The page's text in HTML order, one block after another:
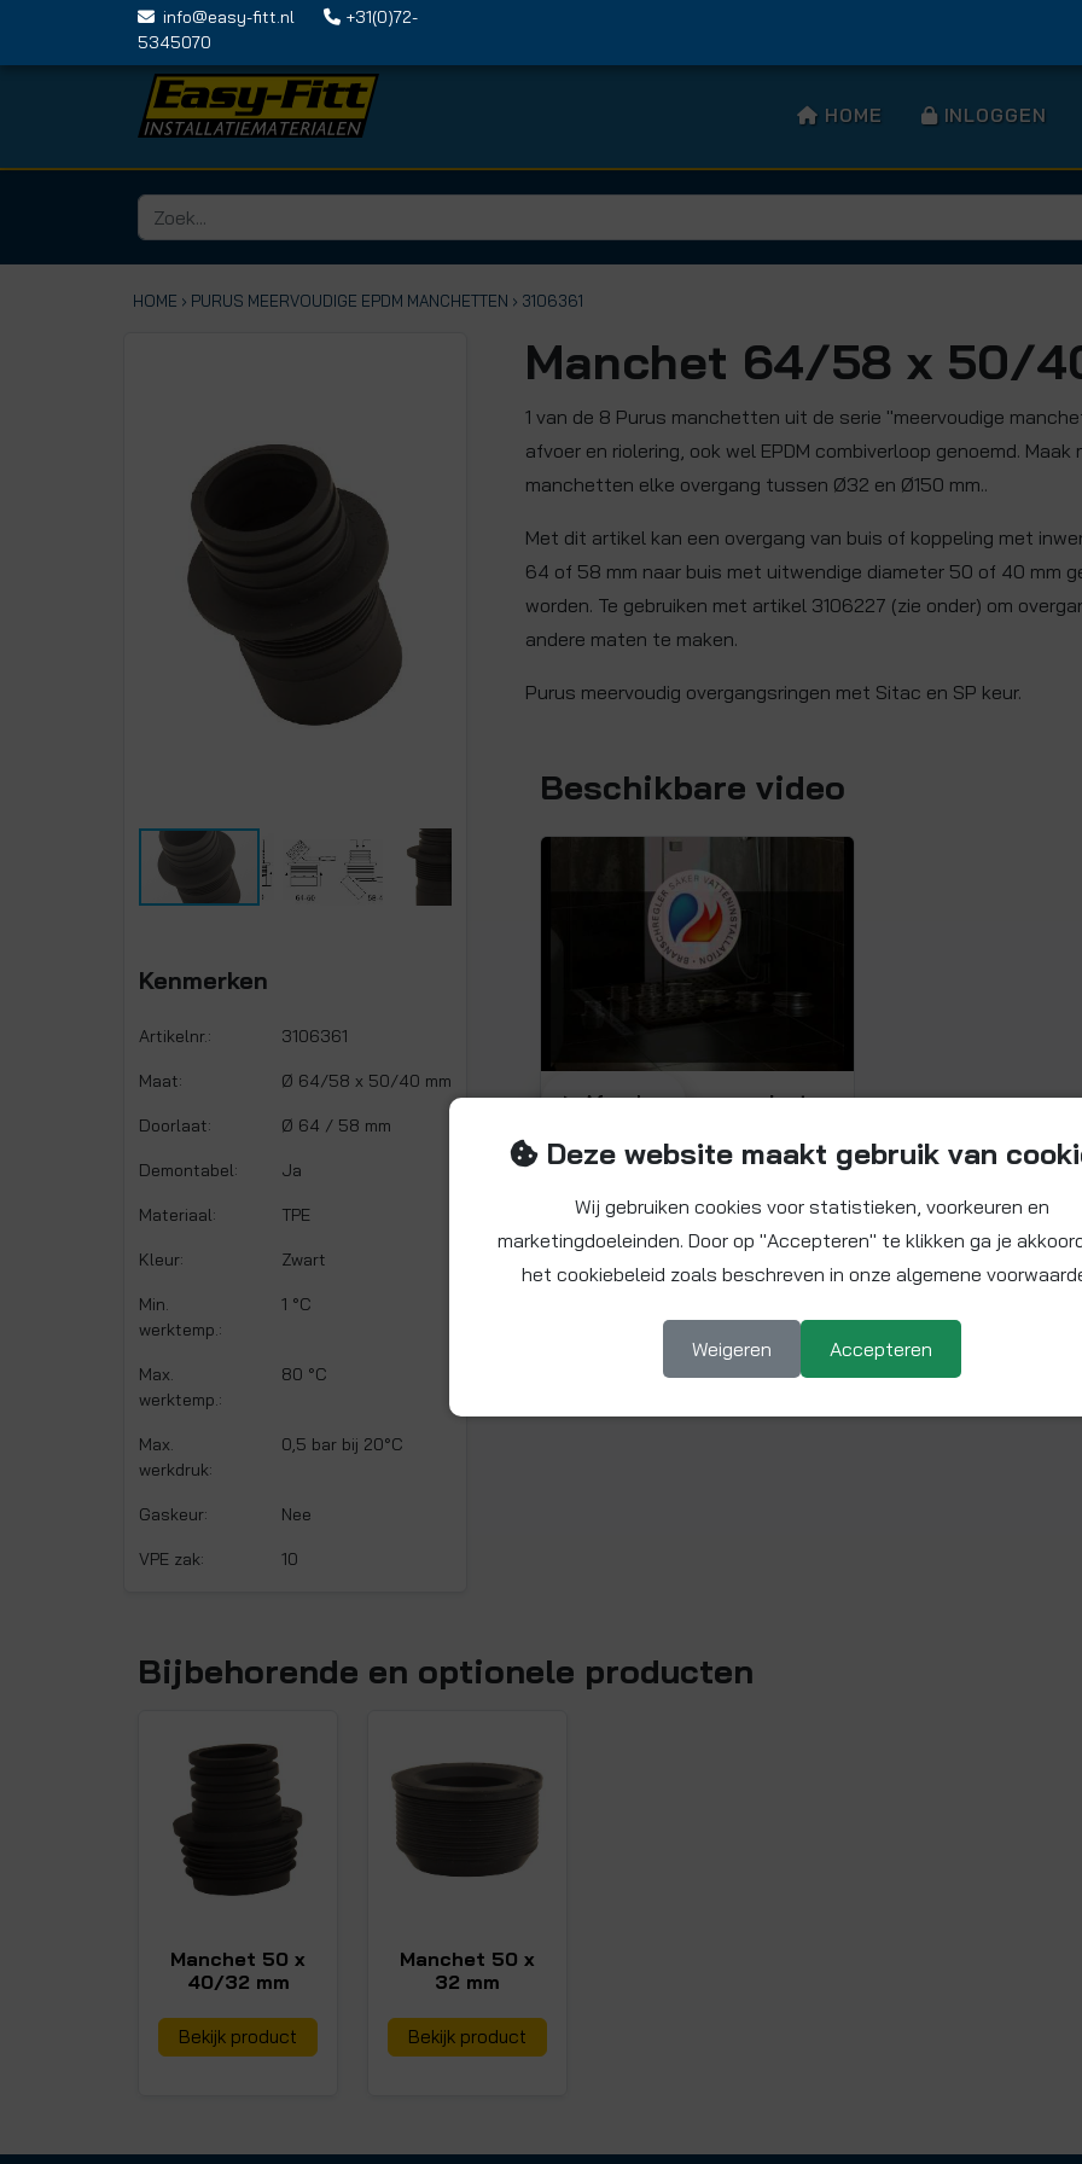
info@easy-fitt.nl
+31(0)72-
5345070
HOME INLOGGEN
HOME › PURUS MEERVOUDIGE EPDM MANCHETTEN › 3106361
Kenmerken
Artikelnr.: 3106361
Maat: Ø 64/58 x 50/40 mm
Doorlaat: Ø 64 / 58 mm
Demontabel: Ja
Materiaal: TPE
Kleur: Zwart
Min.
werktemp.:
1 °C
Max.
werktemp.:
80 °C
Max.
werkdruk:
0,5 bar bij 20°C
Gaskeur: Nee
VPE zak: 10
Manchet 64/58 x 50/
1 van de 8 Purus manchetten uit de serie "meervoudige
afvoer en riolering, ook wel EPDM combiverloop genoemd.
manchetten elke overgang tussen Ø32 en Ø150 mm..
Met dit artikel kan een overgang van buis of koppeling met
64 of 58 mm naar buis met uitwendige diameter 50 of 40 mm
worden. Te gebruiken met artikel 3106227 (zie onder) om
andere maten te maken.
Purus meervoudig overgangsringen met Sitac en SP keur.
Beschikbare video
▶ Afspelen
Bekijk video voor product
Bijbehorende en optionele producten
Manchet 50 x
40/32 mm
Bekijk product
Manchet 50 x
32 mm
Bekijk product
Deze website maakt gebruik van
Wij gebruiken cookies voor statistieken, voorkeuren en
marketingdoeleinden. Door op "Accepteren" te klikken ga je
het cookiebeleid zoals beschreven in onze algemene
Weigeren Accepteren